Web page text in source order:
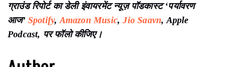
ग्राउंड रिपोर्ट का डेली इंवायरमेंट न्यूज़ पॉडकास्ट ‘पर्यावरण
आज’ Spotify,Amazon Music,Jio Saavn, Apple
Podcast, पर फॉलो कीजिए।